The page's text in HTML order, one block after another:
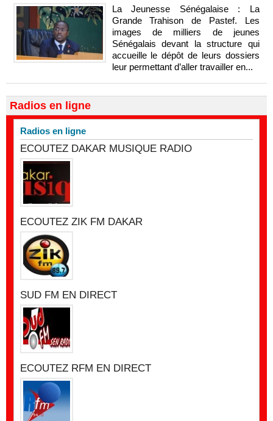
La Jeunesse Sénégalaise : La
Grande Trahison de Pastef. Les
images de milliers de jeunes
Sénégalais devant la structure qui
accueille le dépôt de leurs dossiers
leur permettant d’aller travailler en...
Radios en ligne
Radios en ligne
ECOUTEZ DAKAR MUSIQUE RADIO
ECOUTEZ ZIK FM DAKAR
SUD FM EN DIRECT
ECOUTEZ RFM EN DIRECT